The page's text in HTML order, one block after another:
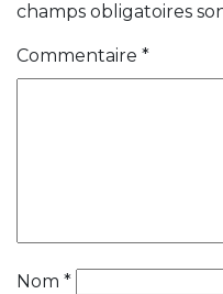
champs obligatoires
Commentaire *
Nom *